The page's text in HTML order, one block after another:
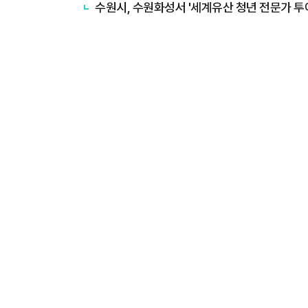
수원시, 수원화성서 '세계유산 청년 전문가 투